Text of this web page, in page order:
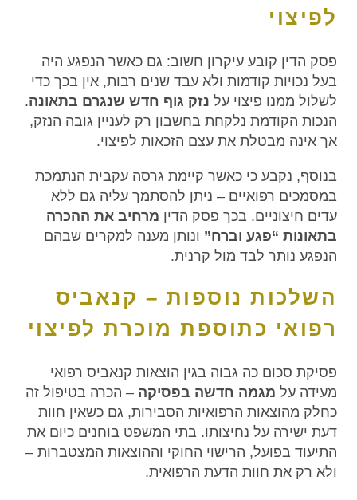
לפיצוי
פסק הדין קובע עיקרון חשוב: גם כאשר הנפגע היה
בעל נכויות קודמות ולא עבד שנים רבות, אין בכך כדי
לשלול ממנו פיצוי על נזק גוף חדש שנגרם בתאונה.
הנכות הקודמת נלקחת בחשבון רק לעניין גובה הנזק,
אך אינה מבטלת את עצם הזכאות לפיצוי.
בנוסף, נקבע כי כאשר קיימת גרסה עקבית הנתמכת
במסמכים רפואיים – ניתן להסתמך עליה גם ללא
עדים חיצוניים. בכך פסק הדין מרחיב את ההכרה
בתאונות “פגע וברח” ונותן מענה למקרים שבהם
הנפגע נותר לבד מול קרנית.
השלכות נוספות – קנאביס
רפואי כתוספת מוכרת לפיצוי
פסיקת סכום כה גבוה בגין הוצאות קנאביס רפואי
מעידה על מגמה חדשה בפסיקה – הכרה בטיפול זה
כחלק מהוצאות הרפואיות הסבירות, גם כשאין חוות
דעת ישירה על נחיצותו. בתי המשפט בוחנים כיום את
התיעוד בפועל, הרישוי החוקי וההוצאות המצטברות –
ולא רק את חוות הדעת הרפואית.